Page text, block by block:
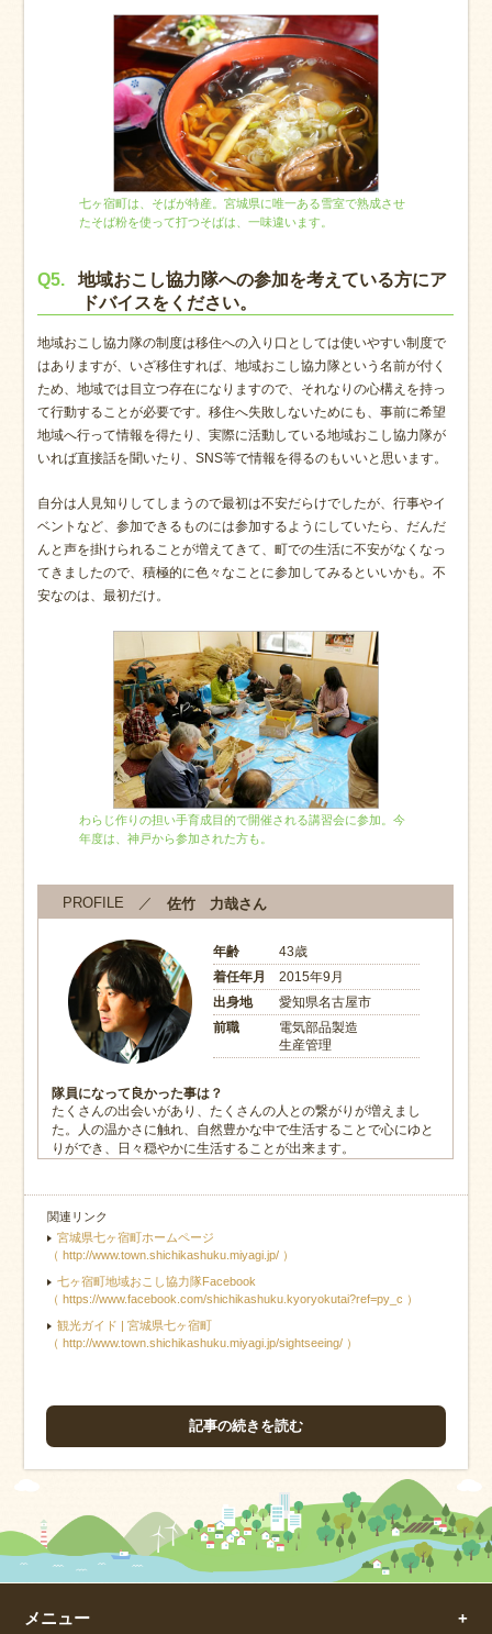
七ヶ宿町は、そばが特産。宮城県に唯一ある雪室で熟成させ
たそば粉を使って打つそばは、一味違います。
Q5.
地域おこし協力隊への参加を考えている方にア
ドバイスをください。
地域おこし協力隊の制度は移住への入り口としては使いやすい制度で
はありますが、いざ移住すれば、地域おこし協力隊という名前が付く
ため、地域では目立つ存在になりますので、それなりの心構えを持っ
て行動することが必要です。移住へ失敗しないためにも、事前に希望
地域へ行って情報を得たり、実際に活動している地域おこし協力隊が
いれば直接話を聞いたり、SNS等で情報を得るのもいいと思います。
自分は人見知りしてしまうので最初は不安だらけでしたが、行事やイ
ベントなど、参加できるものには参加するようにしていたら、だんだ
んと声を掛けられることが増えてきて、町での生活に不安がなくなっ
てきましたので、積極的に色々なことに参加してみるといいかも。不
安なのは、最初だけ。
わらじ作りの担い手育成目的で開催される講習会に参加。今
年度は、神戸から参加された方も。
PROFILE ／佐竹 力哉さん
年齢
43歳
着任年月
2015年9月
出身地
愛知県名古屋市
前職
電気部品製造
生産管理
隊員になって良かった事は？
たくさんの出会いがあり、たくさんの人との繋がりが増えまし
た。人の温かさに触れ、自然豊かな中で生活することで心にゆと
りができ、日々穏やかに生活することが出来ます。
関連リンク
宮城県七ヶ宿町ホームページ
（ http://www.town.shichikashuku.miyagi.jp/ ）
七ヶ宿町地域おこし協力隊Facebook
（ https://www.facebook.com/shichikashuku.kyoryokutai?ref=py_c ）
観光ガイド | 宮城県七ヶ宿町
（ http://www.town.shichikashuku.miyagi.jp/sightseeing/ ）
記事の続きを読む
メニュー